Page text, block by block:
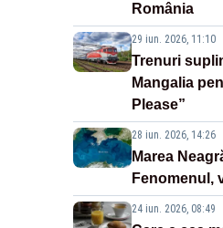
România
29 iun. 2026, 11:10
Trenuri
Mangalia
Please”
28 iun. 2026, 14:26
Marea
Fenomenul,
24 iun. 2026, 08:49